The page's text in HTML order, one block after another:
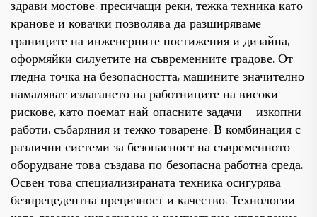
здрави мостове, пресичащи реки, тежка техника като
кранове и ковачки позволява да разширяваме
границите на инженерните постижения и дизайна,
оформяйки силуетите на съвременните градове. От
гледна точка на безопасността, машините значително
намаляват излагането на работниците на високи
рискове, като поемат най-опасните задачи — изкопни
работи, събаряния и тежко товарене. В комбинация с
различни системи за безопасност на съвременното
оборудване това създава по-безопасна работна среда.
Освен това специализираната техника осигурява
безпрецедентна прецизност и качество. Технологии